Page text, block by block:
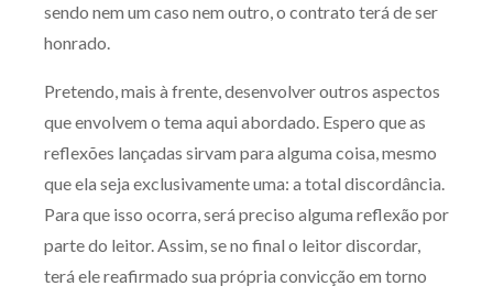
sendo nem um caso nem outro, o contrato terá de ser
honrado.
Pretendo, mais à frente, desenvolver outros aspectos
que envolvem o tema aqui abordado. Espero que as
reflexões lançadas sirvam para alguma coisa, mesmo
que ela seja exclusivamente uma: a total discordância.
Para que isso ocorra, será preciso alguma reflexão por
parte do leitor. Assim, se no final o leitor discordar,
terá ele reafirmado sua própria convicção em torno